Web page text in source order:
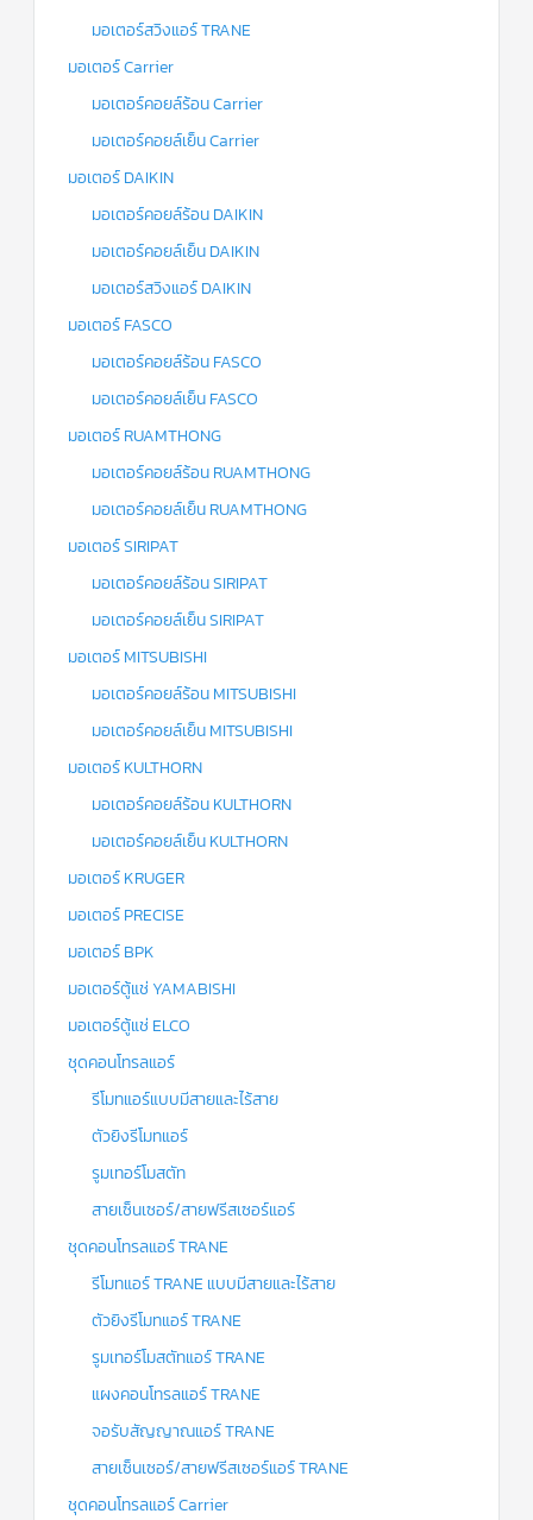
มอเตอร์สวิงแอร์ TRANE
มอเตอร์ Carrier
มอเตอร์คอยล์ร้อน Carrier
มอเตอร์คอยล์เย็น Carrier
มอเตอร์ DAIKIN
มอเตอร์คอยล์ร้อน DAIKIN
มอเตอร์คอยล์เย็น DAIKIN
มอเตอร์สวิงแอร์ DAIKIN
มอเตอร์ FASCO
มอเตอร์คอยล์ร้อน FASCO
มอเตอร์คอยล์เย็น FASCO
มอเตอร์ RUAMTHONG
มอเตอร์คอยล์ร้อน RUAMTHONG
มอเตอร์คอยล์เย็น RUAMTHONG
มอเตอร์ SIRIPAT
มอเตอร์คอยล์ร้อน SIRIPAT
มอเตอร์คอยล์เย็น SIRIPAT
มอเตอร์ MITSUBISHI
มอเตอร์คอยล์ร้อน MITSUBISHI
มอเตอร์คอยล์เย็น MITSUBISHI
มอเตอร์ KULTHORN
มอเตอร์คอยล์ร้อน KULTHORN
มอเตอร์คอยล์เย็น KULTHORN
มอเตอร์ KRUGER
มอเตอร์ PRECISE
มอเตอร์ BPK
มอเตอร์ตู้แช่ YAMABISHI
มอเตอร์ตู้แช่ ELCO
ชุดคอนโทรลแอร์
รีโมทแอร์แบบมีสายและไร้สาย
ตัวยิงรีโมทแอร์
รูมเทอร์โมสตัท
สายเซ็นเซอร์/สายฟรีสเซอร์แอร์
ชุดคอนโทรลแอร์ TRANE
รีโมทแอร์ TRANE แบบมีสายและไร้สาย
ตัวยิงรีโมทแอร์ TRANE
รูมเทอร์โมสตัทแอร์ TRANE
แผงคอนโทรลแอร์ TRANE
จอรับสัญญาณแอร์ TRANE
สายเซ็นเซอร์/สายฟรีสเซอร์แอร์ TRANE
ชุดคอนโทรลแอร์ Carrier